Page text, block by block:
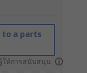
to a parts
ให้การสนับสนุน